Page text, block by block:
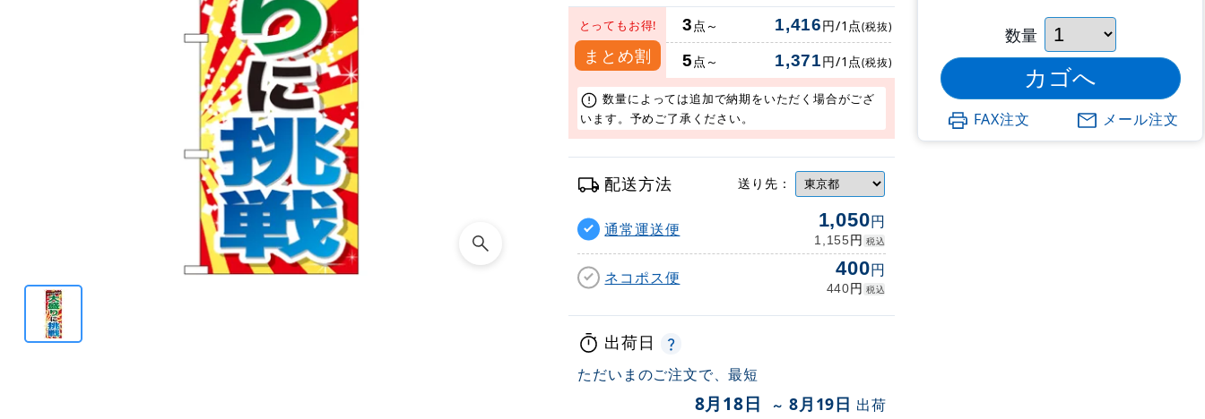
とってもお得!
まとめ割
3点～ 1,416円/1点(税抜)
5点～ 1,371円/1点(税抜)
数量によっては追加で納期をいただく場合がござ
います。予めご了承ください。
配送方法 送り先：
通常運送便 1,050円
1,155円 税込
ネコポス便 400円
440円 税込
出荷日
ただいまのご注文で、最短
8月18日 ～ 8月19日 出荷
数量
FAX注文 メール注文